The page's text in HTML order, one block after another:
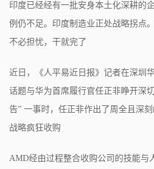
印度已经经有一批安身本土化深耕的
例仍不足。印度制造业正处战略拐点
不必担忧，干就完了
近日，《人平易近日报》记者在深圳
话题与华为首席履行官任正非睁开深
告” 一事时，任正非作出了周全且深
战略疯狂收购
AMD经由过程整合收购公司的技能与